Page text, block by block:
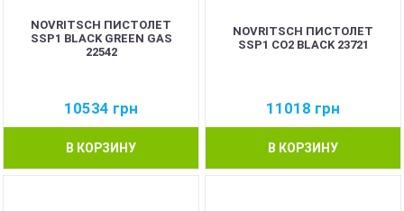
NOVRITSCH ПИСТОЛЕТ
SSP1 BLACK GREEN GAS
22542
10534 грн
В КОРЗИНУ
NOVRITSCH ПИСТОЛЕТ
SSP1 CO2 BLACK 23721
11018 грн
В КОРЗИНУ